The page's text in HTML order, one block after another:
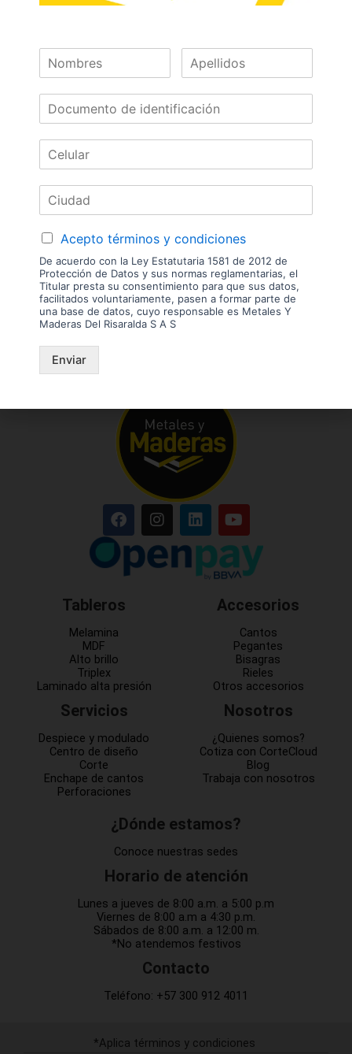
comprador. No incluye servicios como corte, cantos o enchape. Sólo
despachamos tableros en la zona urbana de las ciudades donde
tenemos sucursal. Disponibilidad de mercancía sujeta a verificación de
inventario. Precio sujeto a cambios sin previo aviso.
Nuestras
Marcas
Tableros
Melamina
MDF
Alto brillo
Triplex
Laminado alta presión
Servicios
Despiece y modulado
Centro de diseño
Corte
Enchape de cantos
Perforaciones
Accesorios
Cantos
Pegantes
Bisagras
Rieles
Otros accesorios
Nosotros
¿Quienes somos?
Cotiza con CorteCloud
Blog
Trabaja con nosotros
¿Dónde estamos?
Conoce nuestras sedes
Horario de atención
Lunes a jueves de 8:00 a.m. a 5:00 p.m
Viernes de 8:00 a.m a 4:30 p.m.
Sábados de 8:00 a.m. a 12:00 m.
*No atendemos festivos
Contacto
Teléfono: +57 300 912 4011
*Aplica términos y condiciones
Acepto términos y condiciones
De acuerdo con la Ley Estatutaria 1581 de 2012 de
Protección de Datos y sus normas reglamentarias, el
Titular presta su consentimiento para que sus datos,
facilitados voluntariamente, pasen a formar parte de
una base de datos, cuyo responsable es Metales Y
Maderas Del Risaralda S A S
Enviar